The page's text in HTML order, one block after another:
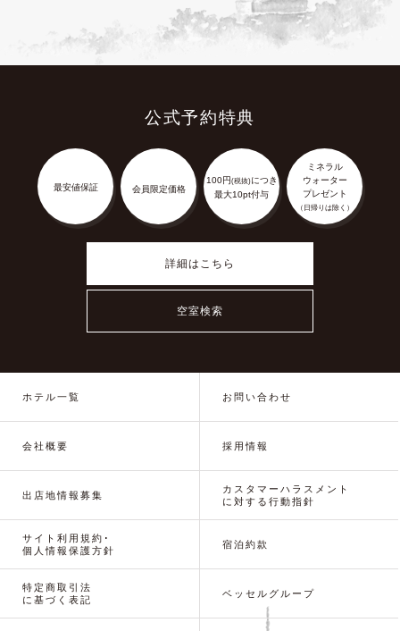
公式予約特典
最安値保証 会員限定価格
100円(税抜)につき
最大10pt付与
ミネラル
ウォーター
プレゼント
（日帰りは除く）
詳細はこちら
空室検索
ホテル一覧 お問い合わせ
会社概要 採用情報
出店地情報募集
カスタマーハラスメント
に対する行動指針
サイト利用規約･
個人情報保護方針
宿泊約款
特定商取引法
に基づく表記
ベッセルグループ